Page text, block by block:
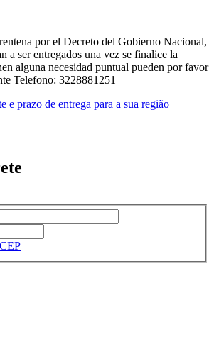
por el Decreto del Gobierno Nacional,
a ser entregados una vez se finalice la
alguna necesidad puntual pueden por favor
Telefono: 3228881251
e prazo de entrega para a sua região